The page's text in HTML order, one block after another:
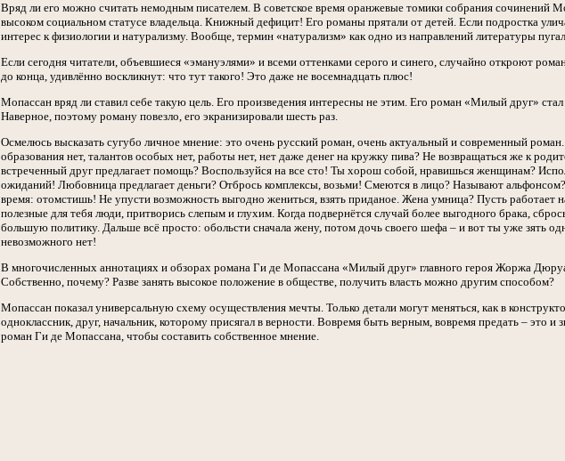
Вряд ли его можно считать немодным писателем. В советское время оранжевые томики собрания сочинений
высоком социальном статусе владельца. Книжный дефицит! Его романы прятали от детей. Если подростка
интерес к физиологии и натурализму. Вообще, термин «натурализм» как одно из направлений литературы
Если сегодня читатели, объевшиеся «эмануэлями» и всеми оттенками серого и синего, случайно откроют
до конца, удивлённо воскликнут: что тут такого! Это даже не восемнадцать плюс!
Мопассан вряд ли ставил себе такую цель. Его произведения интересны не этим. Его роман «Милый друг»
Наверное, поэтому роману повезло, его экранизировали шесть раз.
Осмелюсь высказать сугубо личное мнение: это очень русский роман, очень актуальный и современный
образования нет, талантов особых нет, работы нет, нет даже денег на кружку пива? Не возвращаться же к
встреченный друг предлагает помощь? Воспользуйся на все сто! Ты хорош собой, нравишься женщинам?
ожиданий! Любовница предлагает деньги? Отбрось комплексы, возьми! Смеются в лицо? Называют
время: отомстишь! Не упусти возможность выгодно жениться, взять приданое. Жена умница? Пусть работает
полезные для тебя люди, притворись слепым и глухим. Когда подвернётся случай более выгодного брака,
большую политику. Дальше всё просто: обольсти сначала жену, потом дочь своего шефа – и вот ты уже зять
невозможного нет!
В многочисленных аннотациях и обзорах романа Ги де Мопассана «Милый друг» главного героя Жоржа
Собственно, почему? Разве занять высокое положение в обществе, получить власть можно другим способом?
Мопассан показал универсальную схему осуществления мечты. Только детали могут меняться, как в
одноклассник, друг, начальник, которому присягал в верности. Вовремя быть верным, вовремя предать – это
роман Ги де Мопассана, чтобы составить собственное мнение.